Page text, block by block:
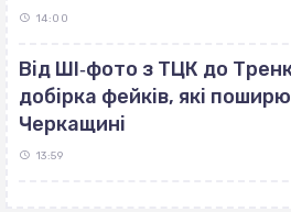
14:00
Від ШІ‐фото з ТЦК до
добірка фейків, які
Черкащині
13:59